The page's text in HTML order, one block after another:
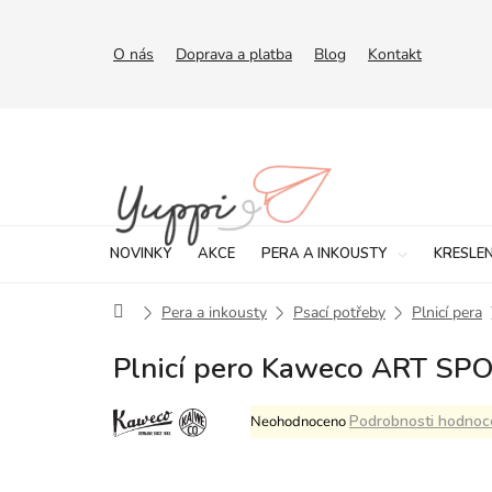
O nás Doprava a platba Blog Kontakt
NOVINKY AKCE PERA A INKOUSTY
DomůPera a inkousty Psací potřeby Plnicí pera
Plnicí pero Kaweco ART
Průměrné
hodnocení
NeohodnocenoPodrobnosti